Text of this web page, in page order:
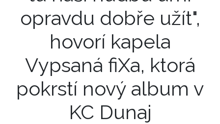
opravdu dobře užít",
hovorí kapela
Vypsaná fiXa, ktorá
pokrstí nový album v
KC Dunaj